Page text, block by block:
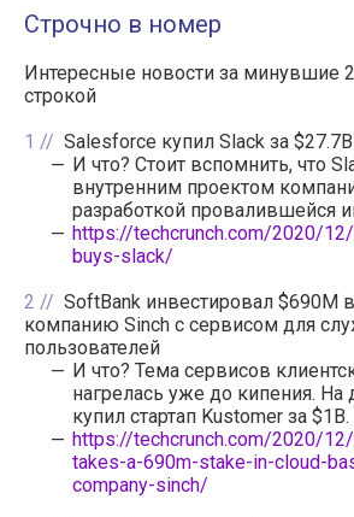
Строчно в номер
Интересные новости за минувшие
строкой
1
Salesforce купил Slack за $27.7B
И что? Стоит вспомнить, что
внутренним проектом
разработкой провалившейся
https://techcrunch.com/2020/
buys-slack/
2
SoftBank инвестировал $690M
компанию Sinch с сервисом для
пользователей
И что? Тема сервисов
нагрелась уже до кипения. На
купил стартап Kustomer за $1B.
https://techcrunch.com/2020/
takes-a-690m-stake-in-cloud-
company-sinch/